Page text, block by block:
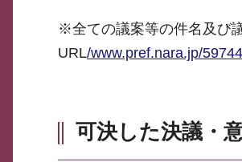
※全ての議案等の件名及び
URL/www.pref.nara.jp/
可決した決議・